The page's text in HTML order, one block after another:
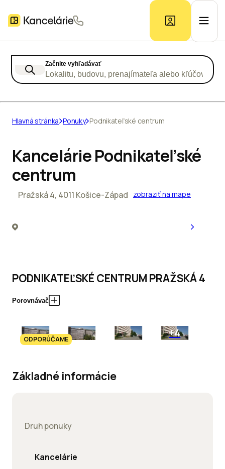
Prieskum trhu
Začnite vyhľadávať
Lokalitu, budovu, prenajímateľa alebo kľúčové
Hlavná stránka Ponuky Podnikateľské centrum
Kancelárie Podnikateľské
centrum
Pražská 4, 4011 Košice-Západ zobraziť na mape
PODNIKATEĽSKÉ CENTRUM PRAŽSKÁ 4
Porovnávač
ODPORÚČAME +4
Základné informácie
Druh ponuky
Kancelárie